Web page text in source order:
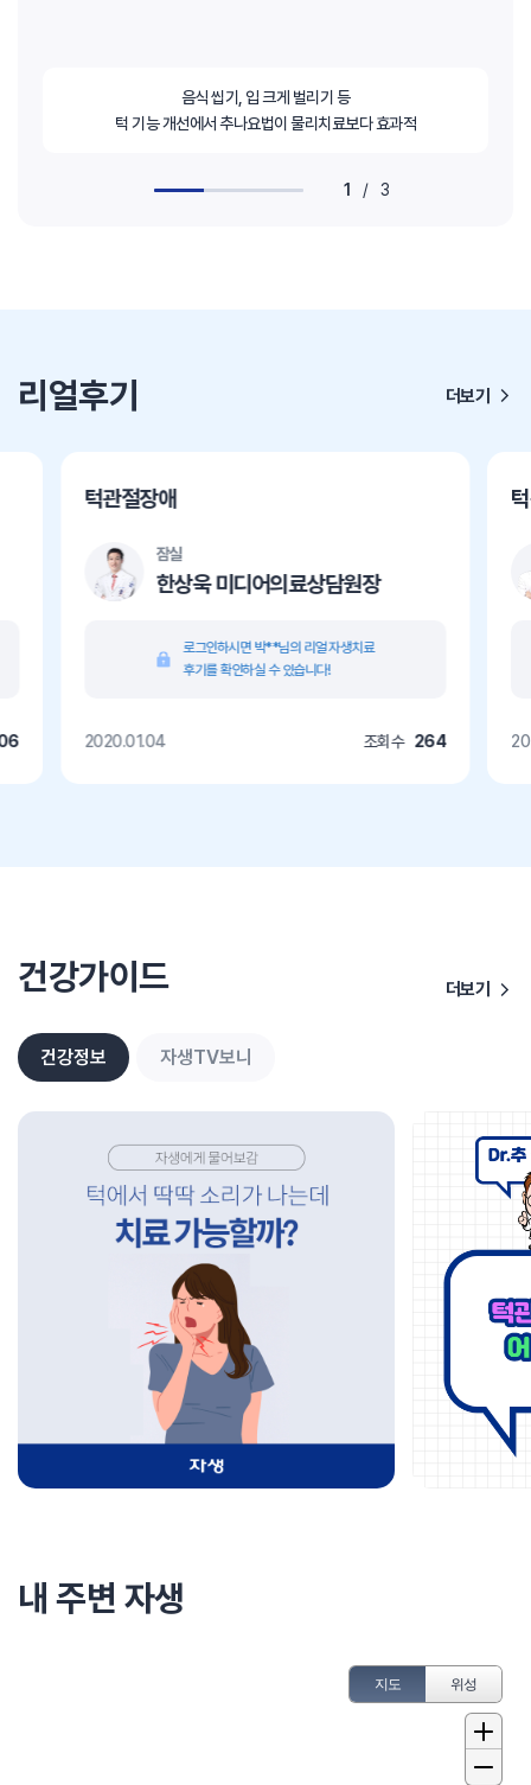
음식 씹기, 입 크게 벌리기 등
턱 기능 개선에서 추나요법이 물리치료보다 효과적
1 / 3
리얼후기 더보기
턱관절장애
잠실
한상욱 미디어의료상담원장
로그인하시면 박**님의 리얼 자생치료
후기를 확인하실 수 있습니다!
2020.01.04 조회수 264
건강가이드 더보기
건강정보 자생TV보니
내 주변 자생
지도 위성